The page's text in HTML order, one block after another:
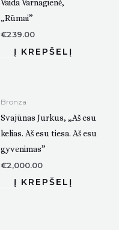
Vaida Varnagienė,
„Rūmai”
€239.00
Bronza
Svajūnas Jurkus, „Aš esu
kelias. Aš esu tiesa. Aš esu
gyvenimas”
€2,000.00